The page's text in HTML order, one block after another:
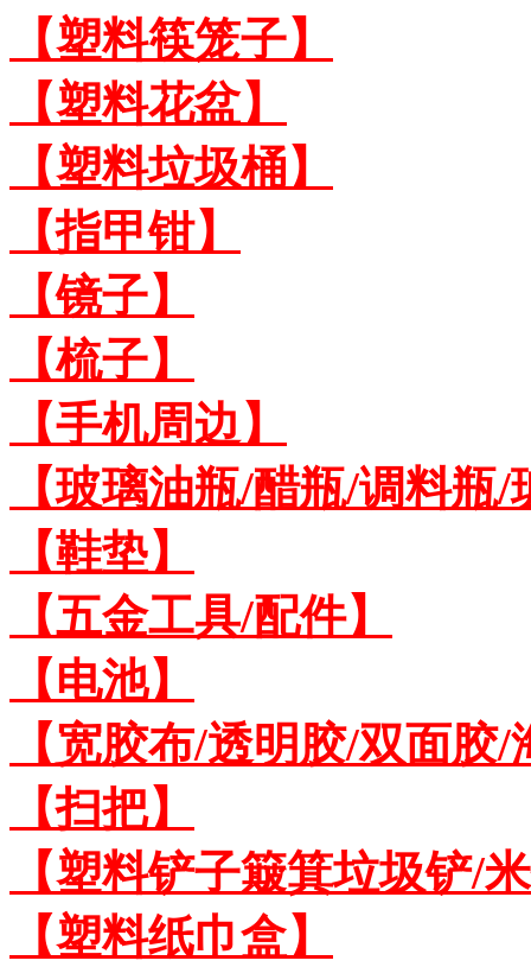
【塑料筷笼子】
【塑料花盆】
【塑料垃圾桶】
【指甲钳】
【镜子】
【梳子】
【手机周边】
【玻璃油瓶/醋瓶/调料瓶
【鞋垫】
【五金工具/配件】
【电池】
【宽胶布/透明胶/双面胶
【扫把】
【塑料铲子簸箕垃圾铲/
【塑料纸巾盒】